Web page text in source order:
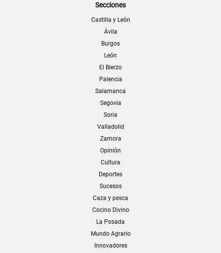
Secciones
Castilla y León
Ávila
Burgos
León
El Bierzo
Palencia
Salamanca
Segovia
Soria
Valladolid
Zamora
Opinión
Cultura
Deportes
Sucesos
Caza y pesca
Cocino Divino
La Posada
Mundo Agrario
Innovadores